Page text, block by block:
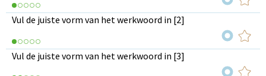
Vul de juiste vorm van het werkwoord in [2]
Vul de juiste vorm van het werkwoord in [3]